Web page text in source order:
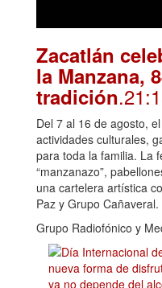
Zacatlán
la Manzana,
tradición
Del 7 al 16 de agosto,
actividades culturales,
para toda la familia. La
“manzanazo”,
una cartelera artística
Paz y Grupo Cañaveral.
Grupo Radiofónico y